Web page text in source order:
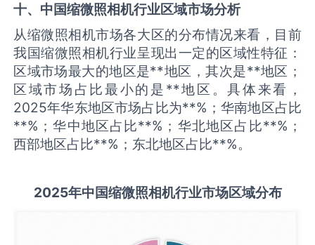
十、中国缩微照相机行业区域市场分析
从缩微照相机市场各大区的分布情况来看，目前
我国缩微照相机行业呈现出一定的区域性特征：
区域市场最大的地区是**地区，其次是**地区；
区域市场占比最小的是**地区。具体来看，
2025年华东地区市场占比为**%；华南地区占比
**%；华中地区占比**%；华北地区占比**%；
西部地区占比**%；东北地区占比**%。
2025年中国缩微照相机行业市场区域分布